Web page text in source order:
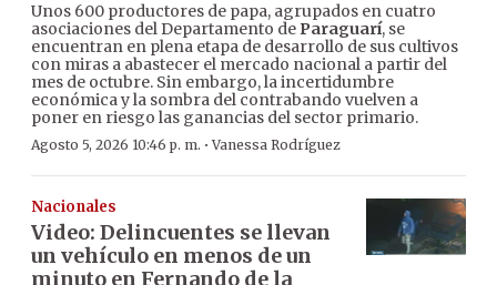
Unos 600 productores de papa, agrupados en cuatro
asociaciones del Departamento de Paraguarí, se
encuentran en plena etapa de desarrollo de sus cultivos
con miras a abastecer el mercado nacional a partir del
mes de octubre. Sin embargo, la incertidumbre
económica y la sombra del contrabando vuelven a
poner en riesgo las ganancias del sector primario.
Agosto 5, 2026 10:46 p. m. ·Vanessa Rodríguez
Nacionales
Video: Delincuentes se llevan
un vehículo en menos de un
minuto en Fernando de la